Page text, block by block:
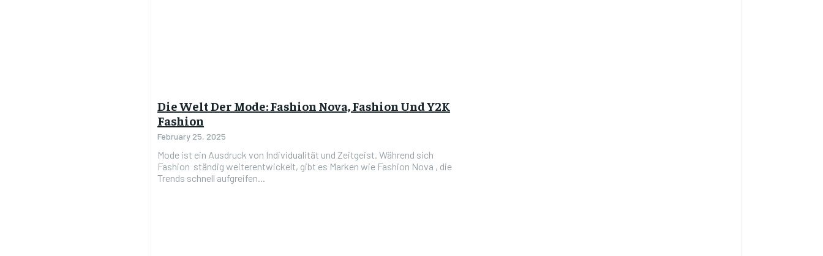
Die Welt Der Mode: Fashion Nova, Fashion Und Y2K
Fashion
February 25, 2025
Mode ist ein Ausdruck von Individualität und Zeitgeist. Während sich
Fashion ständig weiterentwickelt, gibt es Marken wie Fashion Nova , die
Trends schnell aufgreifen...